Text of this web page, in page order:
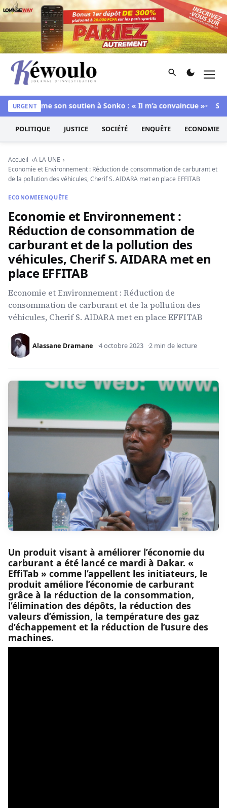
Aller au contenu
Kéwoulo, le premier site d'information et d'investigation
Rechercher
URGENT
assume son soutien à Sonko : « Il m’a convaincue »
POLITIQUE JUSTICE SOCIÉTÉ ENQUÊTE ECONOMIE
Accueil
A LA UNE
Economie et Environnement : Réduction de consommation de carburant et
de la pollution des véhicules, Cherif S. AIDARA met en place EFFITAB
ECONOMIEENQUÊTE
Economie et Environnement :
Réduction de consommation de
carburant et de la pollution des
véhicules, Cherif S. AIDARA met en
place EFFITAB
Economie et Environnement : Réduction de
consommation de carburant et de la pollution des
véhicules, Cherif S. AIDARA met en place EFFITAB
Alassane Dramane 4 octobre 2023 2 min de lecture
Un produit visant à améliorer l’économie du
carburant a été lancé ce mardi à Dakar. «
EffiTab » comme l’appellent les initiateurs, le
produit améliore l’économie de carburant
grâce à la réduction de la consommation,
l’élimination des dépôts, la réduction des
valeurs d’émission, la température des gaz
d’échappement et la réduction de l’usure des
machines.